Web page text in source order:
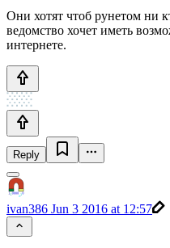
Они хотят чтоб рунетом ни
ведомство хочет иметь
интернете.
Reply
ivan386 Jun 3 2016 at 12:57